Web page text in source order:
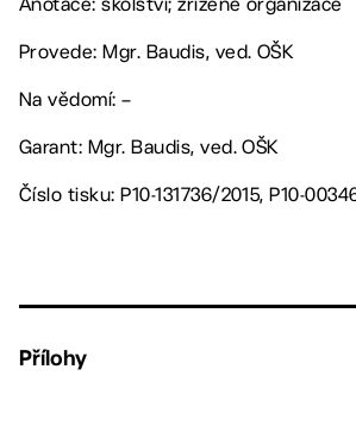
Provede: Mgr. Baudis, ved. OŠK
Na vědomí: –
Garant: Mgr. Baudis, ved. OŠK
Číslo tisku: P10-131736/2015, P10-
Přílohy